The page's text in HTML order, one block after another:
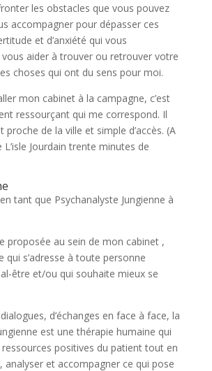
les obstacles que vous pouvez
accompagner pour dépasser ces
et d’anxiété qui vous
aider à trouver ou retrouver votre
choses qui ont du sens pour moi.
mon cabinet à la campagne, c’est
ressourçant qui me correspond. Il
proche de la ville et simple d’accès. (A
Jourdain trente minutes de
tant que Psychanalyste Jungienne à
proposée au sein de mon cabinet ,
qui s’adresse à toute personne
être et/ou qui souhaite mieux se
d’échanges en face à face, la
est une thérapie humaine qui
ressources positives du patient tout en
analyser et accompagner ce qui pose